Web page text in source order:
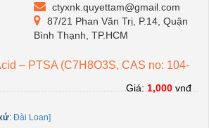
ctyxnk.quyettam@gmail.com
87/21 Phan Văn Trị, P.14, Quận
Bình Thạnh, TP.HCM
– PTSA (C7H8O3S, CAS no: 104-
: Đài Loan]
Giá: 1,000 vnđ